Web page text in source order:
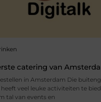
catering van
in Amsterdam Die
veel leuke activiteiten te
tal van events en